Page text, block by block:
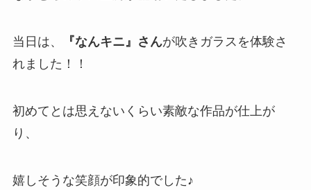
当日は、 『なんキニ』さんが吹きガラスを体験さ
れました！！
初めてとは思えないくらい素敵な作品が仕上が
り、
嬉しそうな笑顔が印象的でした♪